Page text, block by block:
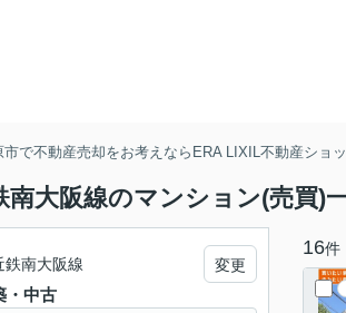
市で不動産売却をお考えならERA LIXIL不動産ショ
南大阪線のマンション(売買)
16件
鉄南大阪線
変更
・中古